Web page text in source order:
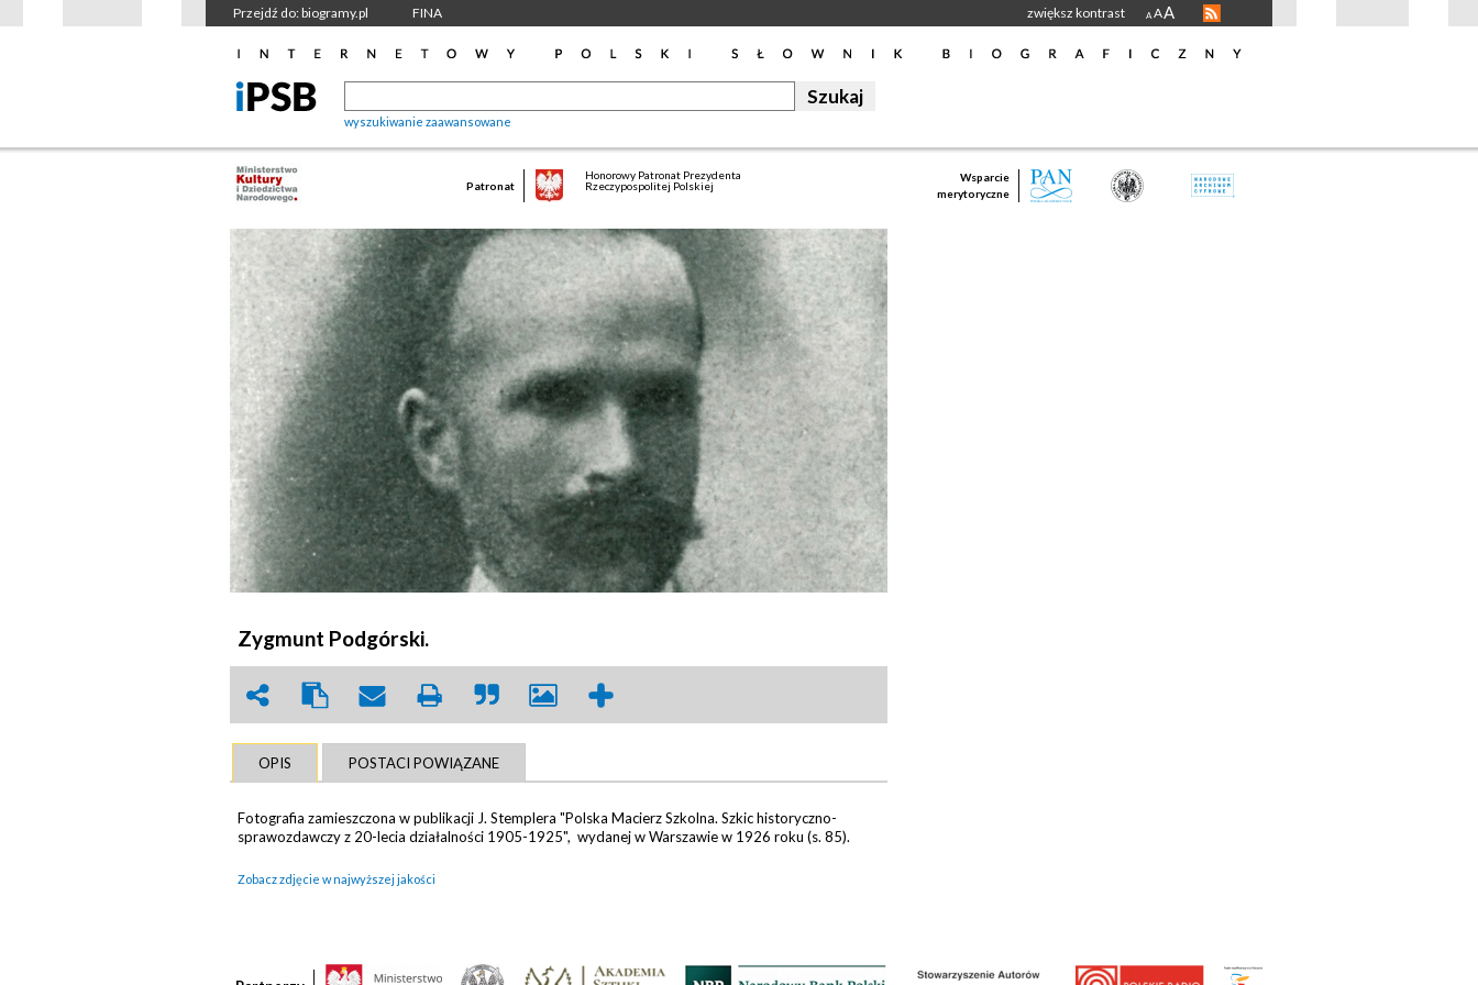
Przejdź do: biogramy.pl FINA zwiększ kontrast A AA
wyszukiwanie zaawansowane
Patronat
Honorowy Patronat Prezydenta
Rzeczypospolitej Polskiej
Wsparcie
merytoryczne
Zygmunt Podgórski.
OPIS POSTACI POWIĄZANE
Fotografia zamieszczona w publikacji J. Stemplera "Polska Macierz Szkolna. Szkic historyczno-
sprawozdawczy z 20-lecia działalności 1905-1925", wydanej w Warszawie w 1926 roku (s. 85).
Zobacz zdjęcie w najwyższej jakości